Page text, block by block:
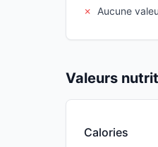
✗
Aucune
Valeurs
Calories